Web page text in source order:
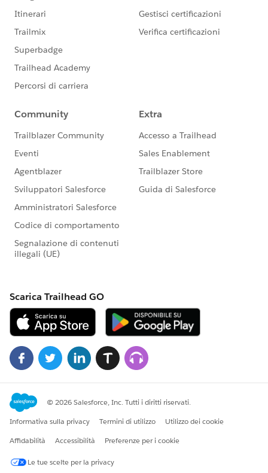
現在Tableauテクニカルサポートでは「Japan
プを新たに作成し、Tableau製品に関するナレッ
ジやTipsなどのお役立ち情報やサポートに関する
情報などを発信しております。
今後は、こちらのコミュニティグループを中心に
ので。まだご参加いただいていない方は、ぜひ
「Japan Tableau Technical Support」グループへ
ご参加ください。